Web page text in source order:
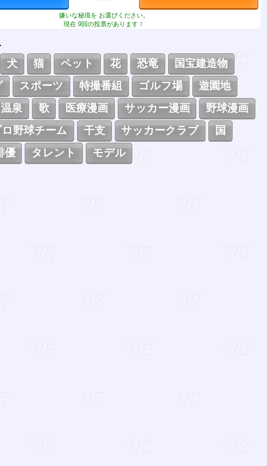
嫌いな秘境を お選びください。
現在 9回の投票があります！
犬 猫 ペット 花 恐竜
国宝建造物
スポーツ 特撮番組 ゴルフ場
遊園地
温泉 歌 医療漫画 サッカー漫画
野球漫画
ロ野球チーム 干支 サッカークラブ
国
優 タレント モデル